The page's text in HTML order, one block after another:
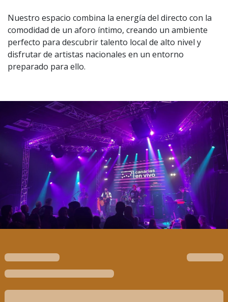
Nuestro espacio combina la energía del directo con la
comodidad de un aforo íntimo, creando un ambiente
perfecto para descubrir talento local de alto nivel y
disfrutar de artistas nacionales en un entorno
preparado para ello.